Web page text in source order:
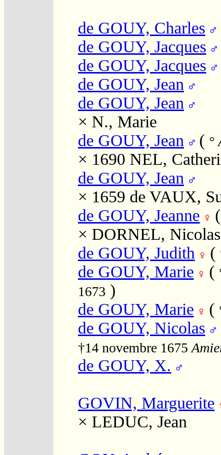
de GOUY, Charles
de GOUY, Jacques
de GOUY, Jacques
de GOUY, Jean
de GOUY, Jean
× N., Marie
de GOUY, Jean
( °
× 1690 NEL,
de GOUY, Jean
× 1659 de VAUX,
de GOUY, Jeanne
× DORNEL, Nicolas
de GOUY, Judith
(
de GOUY, Marie (
1673 )
de GOUY, Marie
(
de GOUY, Nicolas
†14 novembre 1675
de GOUY, X.
GOVIN, Marguerite
× LEDUC, Jean